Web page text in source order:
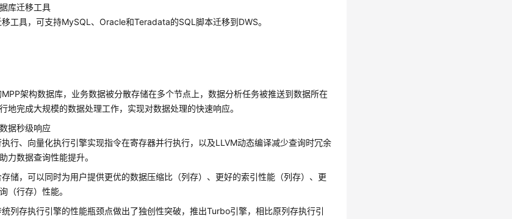
库迁移工具
工具，可支持MySQL、Oracle和Teradata的SQL脚本迁移到DWS。
架构数据库，业务数据被分散存储在多个节点上，数据分析任务被推送到数据所在
地完成大规模的数据处理工作，实现对数据处理的快速响应。
据秒级响应
行、向量化执行引擎实现指令在寄存器并行执行，以及LLVM动态编译减少查询时冗余
力数据查询性能提升。
储，可以同时为用户提供更优的数据压缩比（列存）、更好的索引性能（列存）、更
（行存）性能。
列存执行引擎的性能瓶颈点做出了独创性突破，推出Turbo引擎，相比原列存执行引